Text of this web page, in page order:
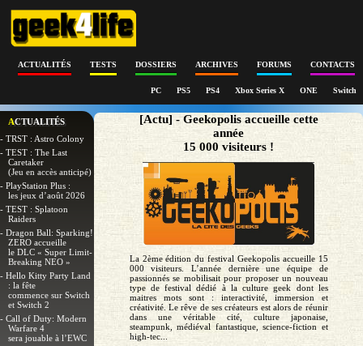
ACTUALITÉS TESTS DOSSIERS ARCHIVES FORUMS CONTACTS
PC PS5 PS4 Xbox Series X ONE Switch
ACTUALITÉS
- TRST : Astro Colony
- TEST : The Last
Caretaker
(Jeu en accès anticipé)
- PlayStation Plus :
les jeux d’août 2026
- TEST : Splatoon
Raiders
- Dragon Ball: Sparking!
ZERO accueille
le DLC « Super Limit-
Breaking NEO »
- Hello Kitty Party Land
: la fête
commence sur Switch
et Switch 2
- Call of Duty: Modern
Warfare 4
sera jouable à l’EWC
[Actu] - Geekopolis accueille cette
année
15 000 visiteurs !
La 2ème édition du festival Geekopolis accueille 15
000 visiteurs. L’année dernière une équipe de
passionnés se mobilisait pour proposer un nouveau
type de festival dédié à la culture geek dont les
maitres mots sont : interactivité, immersion et
créativité. Le rêve de ses créateurs est alors de réunir
dans une véritable cité, culture japonaise,
steampunk, médiéval fantastique, science-fiction et
high-tec...